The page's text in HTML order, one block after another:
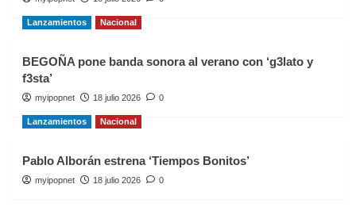
Lanzamientos Nacional
BEGOÑA pone banda sonora al verano con ‘g3lato y
f3sta’
myipopnet 18 julio 2026 0
Lanzamientos Nacional
Pablo Alborán estrena ‘Tiempos Bonitos’
myipopnet 18 julio 2026 0